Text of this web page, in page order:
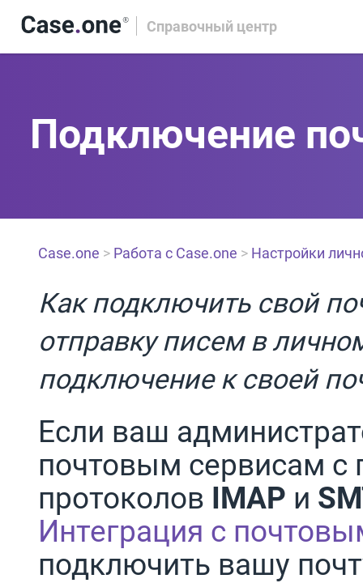
Справочный центр
Подключение
Case.one > Работа с Case.one > Настройки
Как подключить свой
отправку писем в
подключение к своей
Если ваш
почтовым сервисам
протоколов IMAP и
Интеграция с
подключить вашу